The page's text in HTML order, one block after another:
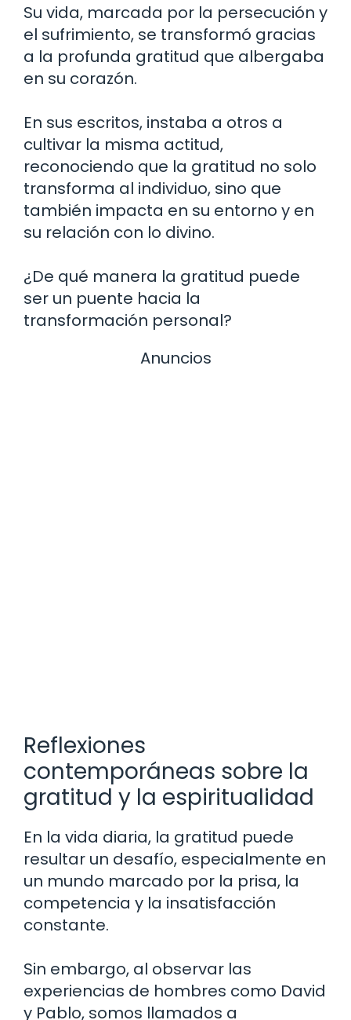
Su vida, marcada por la persecución y
el sufrimiento, se transformó gracias
a la profunda gratitud que albergaba
en su corazón.
En sus escritos, instaba a otros a
cultivar la misma actitud,
reconociendo que la gratitud no solo
transforma al individuo, sino que
también impacta en su entorno y en
su relación con lo divino.
¿De qué manera la gratitud puede
ser un puente hacia la
transformación personal?
Anuncios
Reflexiones
contemporáneas sobre la
gratitud y la espiritualidad
En la vida diaria, la gratitud puede
resultar un desafío, especialmente en
un mundo marcado por la prisa, la
competencia y la insatisfacción
constante.
Sin embargo, al observar las
experiencias de hombres como David
y Pablo, somos llamados a